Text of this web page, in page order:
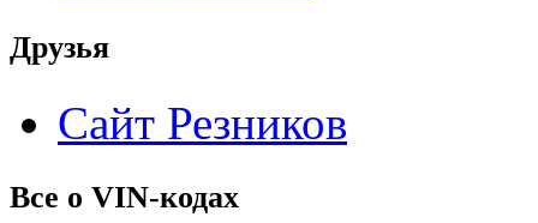
Друзья
Сайт Резников
Все о VIN-кодах